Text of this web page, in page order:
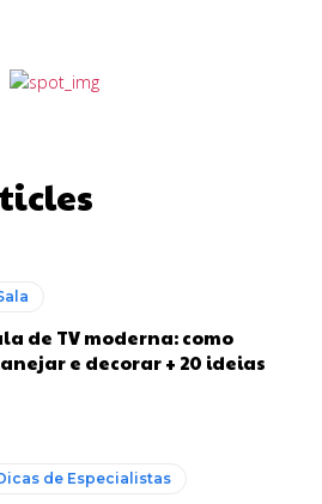
de TV moderna: como
e decorar + 20 ideias
de Especialistas